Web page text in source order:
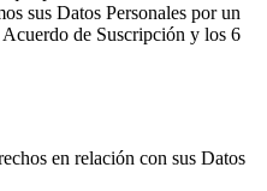
sus Datos Personales por un
de Suscripción y los 6
en relación con sus Datos